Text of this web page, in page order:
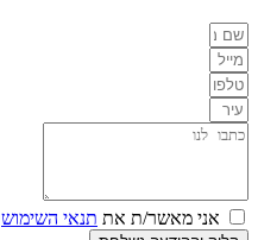
אני מאשר/ת את תנאי השימוש